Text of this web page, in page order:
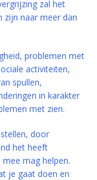
zal het
zijn naar meer dan
problemen met
activiteiten,
spullen,
in karakter
met zien.
door
het heeft
mag helpen.
je gaat doen en